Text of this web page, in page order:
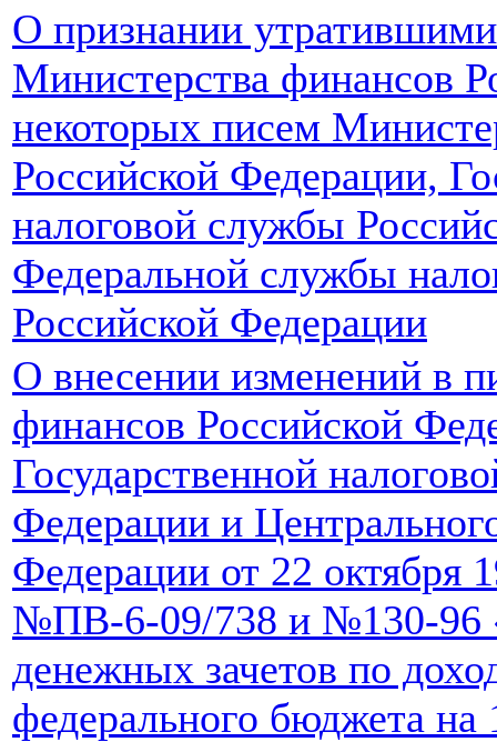
О признании
Министерства финансов
некоторых писем
Российской Федерации,
налоговой службы
Федеральной службы
Российской Федерации
О внесении изменений в
финансов Российской
Государственной
Федерации и
Федерации от 22 октября
№ПВ-6-09/738 и №130-96
денежных зачетов по
федерального бюджета на